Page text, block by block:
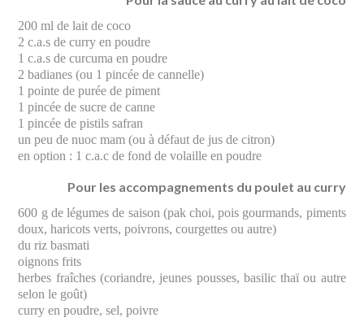
200 ml de lait de coco
2 c.a.s de curry en poudre
1 c.a.s de curcuma en poudre
2 badianes (ou 1 pincée de cannelle)
1 pointe de purée de piment
1 pincée de sucre de canne
1 pincée de pistils safran
un peu de nuoc mam (ou à défaut de jus de citron)
en option : 1 c.a.c de fond de volaille en poudre
Pour les accompagnements du poulet au curry
600 g de légumes de saison (pak choi, pois gourmands, piments
doux, haricots verts, poivrons, courgettes ou autre)
du riz basmati
oignons frits
herbes fraîches (coriandre, jeunes pousses, basilic thaï ou autre
selon le goût)
curry en poudre, sel, poivre